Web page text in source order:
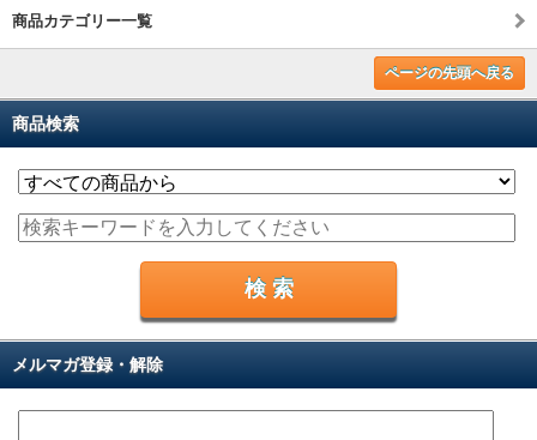
商品カテゴリー一覧
ページの先頭へ戻る
商品検索
メルマガ登録・解除